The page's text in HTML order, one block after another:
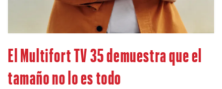
El Multifort TV 35 demuestra que el
tamaño no lo es todo